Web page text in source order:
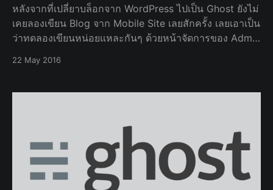
หลังจากที่เปลี่ยาบล็อกจาก WordPress ไปเป็น Ghost ยังไม่
เคยลองเขียน Blog จาก Mobile Site เลยสักครั้ง เลยเอาเป็น
ว่าทดลองเขียนหน่อยแหละกันๆ ด้วยหน้าจัดการของ Admin
เป็น Responsive Website ทำให้การเขียน Blog
22 May 2016